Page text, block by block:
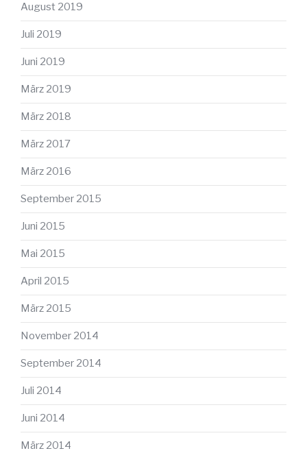
August 2019
Juli 2019
Juni 2019
März 2019
März 2018
März 2017
März 2016
September 2015
Juni 2015
Mai 2015
April 2015
März 2015
November 2014
September 2014
Juli 2014
Juni 2014
März 2014